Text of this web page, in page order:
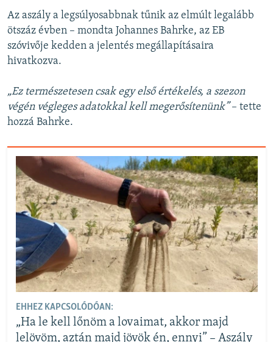
Az aszály a legsúlyosabbnak tűnik az elmúlt legalább
ötszáz évben – mondta Johannes Bahrke, az EB
szóvivője kedden a jelentés megállapításaira
hivatkozva.
„Ez természetesen csak egy első értékelés, a szezon
végén végleges adatokkal kell megerősítenünk”– tette
hozzá Bahrke.
EHHEZ KAPCSOLÓDÓAN:
„Ha le kell lőnöm a lovaimat, akkor majd
lelövöm, aztán majd jövök én, ennyi” – Aszály